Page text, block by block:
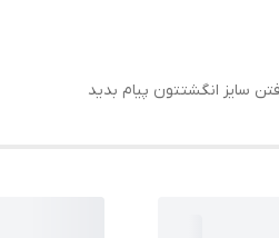
سایز انگشتتون پیام بدید